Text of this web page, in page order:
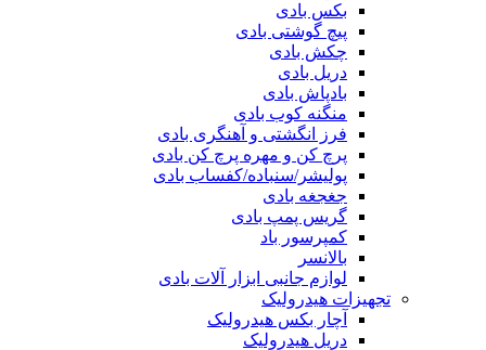
بکس بادی
پیچ گوشتی بادی
چکش بادی
دریل بادی
بادپاش بادی
منگنه کوب بادی
فرز انگشتی و آهنگری بادی
پرچ کن و مهره پرچ کن بادی
پولیشر/سنباده/کفساب بادی
جغجغه بادی
گریس پمپ بادی
کمپرسور باد
بالانسر
لوازم جانبی ابزار آلات بادی
تجهیزات هیدرولیک
آچار بکس هیدرولیک
دریل هیدرولیک